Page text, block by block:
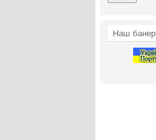
Наш банер